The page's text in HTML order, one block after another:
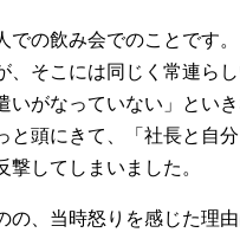
の飲み会でのことです。
、そこには同じく常連ら
がなっていない」とい
頭にきて、「社長と自
してしまいました。
、当時怒りを感じた理